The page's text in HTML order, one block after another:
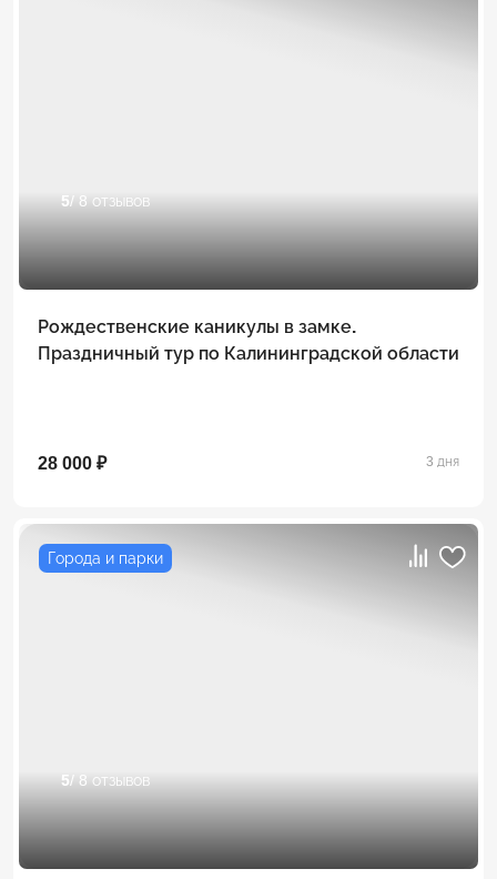
5/ 8 отзывов
Рождественские каникулы в замке.
Праздничный тур по Калининградской области
28 000 ₽ 3 дня
Города и парки
5/ 8 отзывов